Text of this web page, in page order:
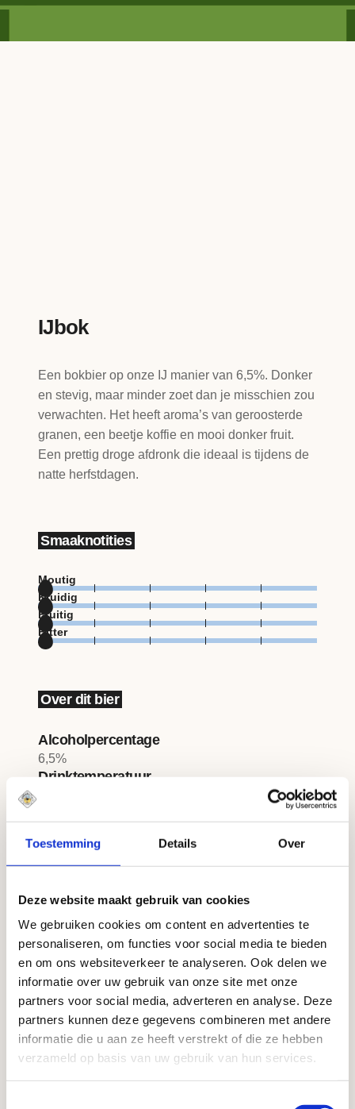
Toestemming Details Over
Deze website maakt gebruik van cookies
We gebruiken cookies om content en advertenties te
personaliseren, om functies voor social media te bieden
en om ons websiteverkeer te analyseren. Ook delen we
informatie over uw gebruik van onze site met onze
partners voor social media, adverteren en analyse. Deze
partners kunnen deze gegevens combineren met andere
informatie die u aan ze heeft verstrekt of die ze hebben
verzameld op basis van uw gebruik van hun services.
IJbok
Een bokbier op onze IJ manier van 6,5%. Donker
en stevig, maar minder zoet dan je misschien zou
verwachten. Het heeft aroma’s van geroosterde
granen, een beetje koffie en mooi donker fruit.
Een prettig droge afdronk die ideaal is tijdens de
natte herfstdagen.
Smaaknotities
Moutig
Kruidig
Fruitig
Bitter
Over dit bier
Alcoholpercentage
6,5%
Drinktemperatuur
Voedingswaarden
Per 100ml: energie: 233 kJ/56 kcal, vet <0.1g
(waarvan suikers: <0.5g), eiwit: 0.5g, zout: <0.1g
Allergenen
Gluten
Verkrijgbaar in